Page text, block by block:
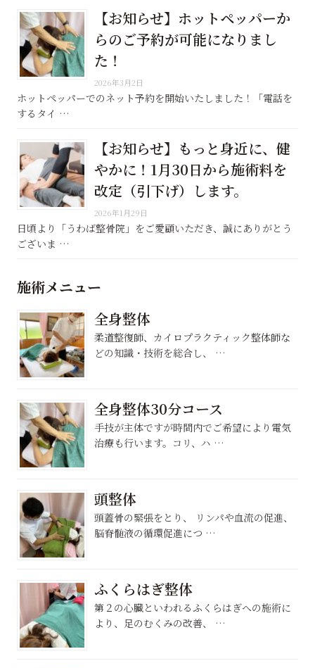
【お知らせ】ホットペッパーか
らのご予約が可能になりまし
た！
2026年3月2日
ホットペッパーでのネット予約を開始いたしました！「電話を
するタイ …
【お知らせ】もっと身近に、健
やかに！1月30日から施術料を
改定（引下げ）します。
2026年1月29日
日頃より「うわば整骨院」をご愛顧いただき、誠にありがとう
ございま …
施術メニュー
全身整体
柔道整復師、カイロプラクティック整体師な
どの知識・技術を総合し、 …
全身整体30分コース
手技が主体ですが時間内でご希望により電気
治療も行います。コリ、ハ …
頭整体
頭蓋骨の緊張をとり、 リンパや血流の促進、
脳脊髄液の循環促進につ …
ふくらはぎ整体
第２の心臓といわれるふくらはぎへの施術に
より、足のむくみの改善、 …